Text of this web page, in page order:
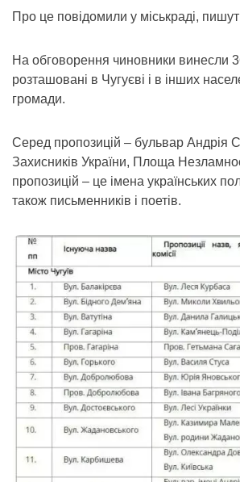
Про це повідомили у міськраді,
На обговорення чиновники винесли
розташовані в Чугуєві і в інших
громади.
Серед пропозицій – бульвар Андрія
Захисників України, Площа
пропозицій – це імена українських
також письменників і поетів.